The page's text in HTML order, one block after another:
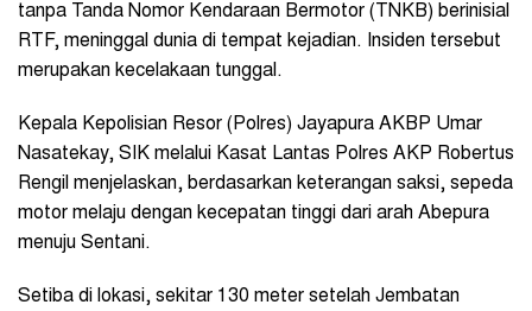
tanpa Tanda Nomor Kendaraan Bermotor (TNKB) berinisial
RTF, meninggal dunia di tempat kejadian. Insiden tersebut
merupakan kecelakaan tunggal.
Kepala Kepolisian Resor (Polres) Jayapura AKBP Umar
Nasatekay, SIK melalui Kasat Lantas Polres AKP Robertus
Rengil menjelaskan, berdasarkan keterangan saksi, sepeda
motor melaju dengan kecepatan tinggi dari arah Abepura
menuju Sentani.
Setiba di lokasi, sekitar 130 meter setelah Jembatan